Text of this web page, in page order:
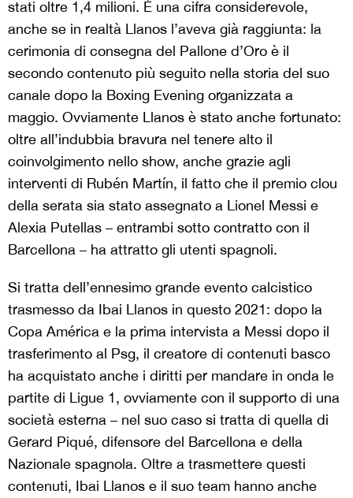
stati oltre 1,4 milioni. È una cifra considerevole,
anche se in realtà Llanos l’aveva già raggiunta: la
cerimonia di consegna del Pallone d’Oro è il
secondo contenuto più seguito nella storia del suo
canale dopo la Boxing Evening organizzata a
maggio. Ovviamente Llanos è stato anche fortunato:
oltre all’indubbia bravura nel tenere alto il
coinvolgimento nello show, anche grazie agli
interventi di Rubén Martín, il fatto che il premio clou
della serata sia stato assegnato a Lionel Messi e
Alexia Putellas – entrambi sotto contratto con il
Barcellona – ha attratto gli utenti spagnoli.
Si tratta dell’ennesimo grande evento calcistico
trasmesso da Ibai Llanos in questo 2021: dopo la
Copa América e la prima intervista a Messi dopo il
trasferimento al Psg, il creatore di contenuti basco
ha acquistato anche i diritti per mandare in onda le
partite di Ligue 1, ovviamente con il supporto di una
società esterna – nel suo caso si tratta di quella di
Gerard Piqué, difensore del Barcellona e della
Nazionale spagnola. Oltre a trasmettere questi
contenuti, Ibai Llanos e il suo team hanno anche